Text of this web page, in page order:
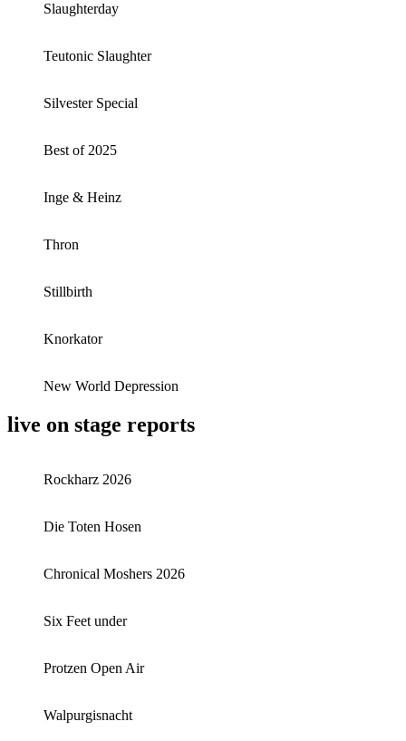
Slaughterday
Teutonic Slaughter
Silvester Special
Best of 2025
Inge & Heinz
Thron
Stillbirth
Knorkator
New World Depression
live on stage reports
Rockharz 2026
Die Toten Hosen
Chronical Moshers 2026
Six Feet under
Protzen Open Air
Walpurgisnacht